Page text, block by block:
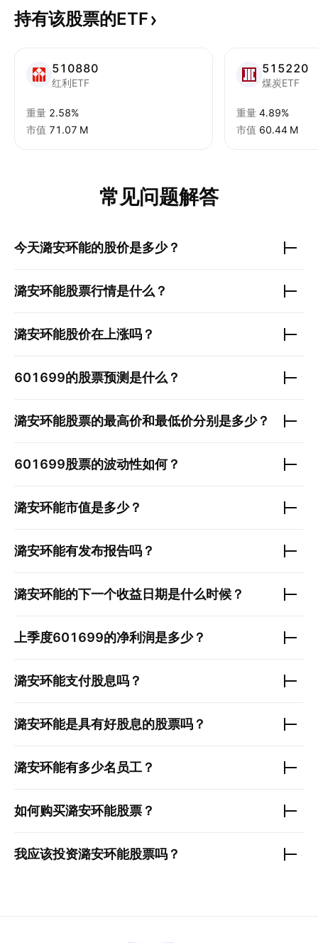
持有该股票的ETF
510880
红利ETF
重量 2.58%
市值 ‪71.07 M‬
515220
煤炭ETF
重量 4.89%
市值 ‪60.44 M‬
常见问题解答
今天潞安环能的股价是多少？
潞安环能股票行情是什么？
潞安环能股价在上涨吗？
601699的股票预测是什么？
潞安环能股票的最高价和最低价分别是多少？
601699股票的波动性如何？
潞安环能市值是多少？
潞安环能有发布报告吗？
潞安环能的下一个收益日期是什么时候？
上季度601699的净利润是多少？
潞安环能支付股息吗？
潞安环能是具有好股息的股票吗？
潞安环能有多少名员工？
如何购买潞安环能股票？
我应该投资潞安环能股票吗？